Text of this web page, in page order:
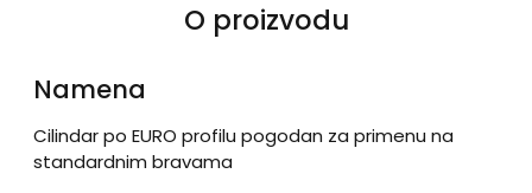
O proizvodu
Namena
Cilindar po EURO profilu pogodan za primenu na
standardnim bravama